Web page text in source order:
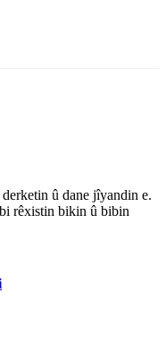
û dane jîyandin e.
rêxistin bikin û bibin